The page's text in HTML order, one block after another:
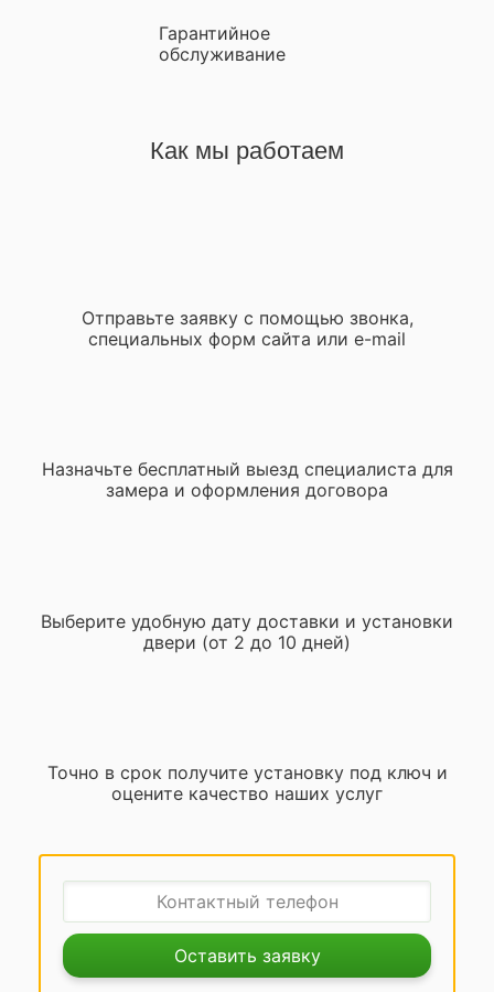
Гарантийное
обслуживание
Как мы работаем
Отправьте заявку с помощью звонка,
специальных форм сайта или e-mail
Назначьте бесплатный выезд специалиста для
замера и оформления договора
Выберите удобную дату доставки и установки
двери (от 2 до 10 дней)
Точно в срок получите установку под ключ и
оцените качество наших услуг
Оставить заявку